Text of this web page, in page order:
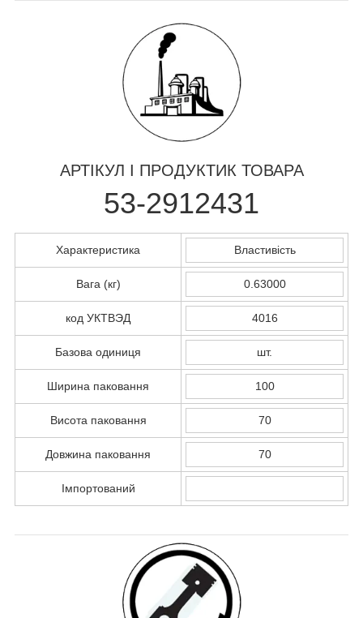
АРТІКУЛ І ПРОДУКТИК ТОВАРА
53-2912431
Характеристика Властивість
Вага (кг) 0.63000
код УКТВЭД 4016
Базова одиниця шт.
Ширина паковання 100
Висота паковання 70
Довжина паковання 70
Імпортований